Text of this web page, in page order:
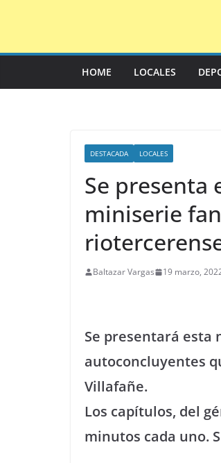
HOME LOCALES
DESTACADA LOCALES
Se presenta
miniserie
Baltazar Vargas 19 marzo,
Se presentará esta
autoconcluyentes
Villafañe.
Los capítulos, del
minutos cada uno.